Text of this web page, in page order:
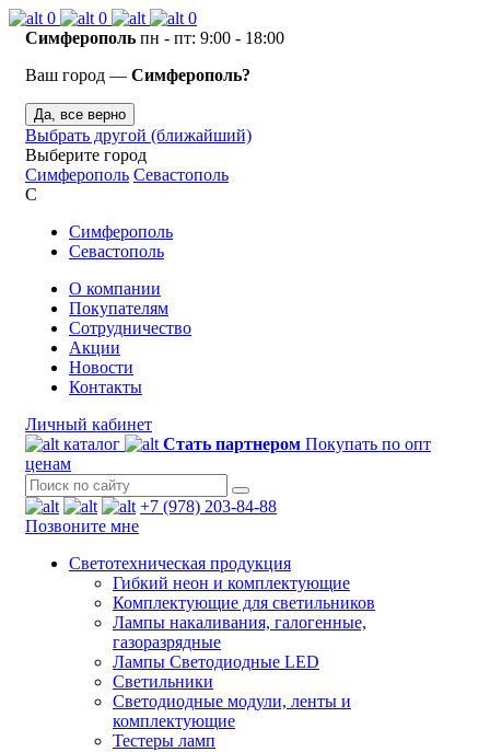
0 0
0
Симферополь пн - пт: 9:00 - 18:00
Ваш город — Симферополь?
Да, все верно
Выбрать другой (ближайший)
Выберите город
Симферополь Севастополь
С
Симферополь
Севастополь
О компании
Покупателям
Сотрудничество
Акции
Новости
Контакты
Личный кабинет
каталог
Стать партнером Покупать по опт
ценам
+7 (978) 203-84-88
Позвоните мне
Светотехническая продукция
Гибкий неон и комплектующие
Комплектующие для светильников
Лампы накаливания, галогенные,
газоразрядные
Лампы Светодиодные LED
Светильники
Светодиодные модули, ленты и
комплектующие
Тестеры ламп